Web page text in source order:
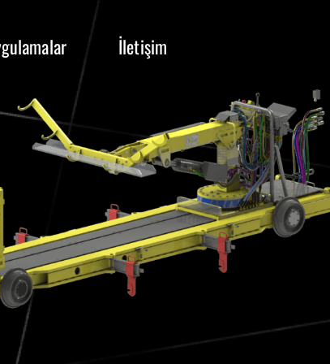
İletişim